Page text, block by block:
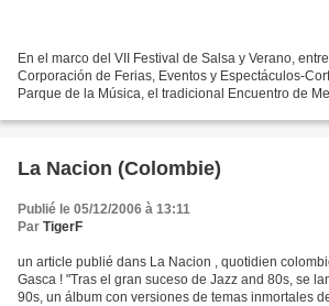
En el marco del VII Festival de Salsa y Verano,
Corporación de Ferias, Eventos y Espectáculos-
Parque de la Música, el tradicional Encuentro de
La Nacion (Colombie)
Publié le 05/12/2006 à 13:11
Par TigerF
un article publié dans La Nacion , quotidien
Gasca ! "Tras el gran suceso de Jazz and 80s, se
90s, un álbum con versiones de temas inmortales